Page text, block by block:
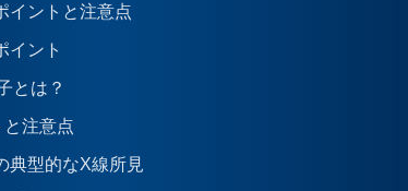
イントと注意点
イント
とは？
注意点
典型的なX線所見